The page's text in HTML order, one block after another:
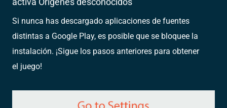
Si nunca has descargado aplicaciones de fuentes
distintas a Google Play, es posible que se bloquee la
instalación. ¡Sigue los pasos anteriores para obtener
el juego!